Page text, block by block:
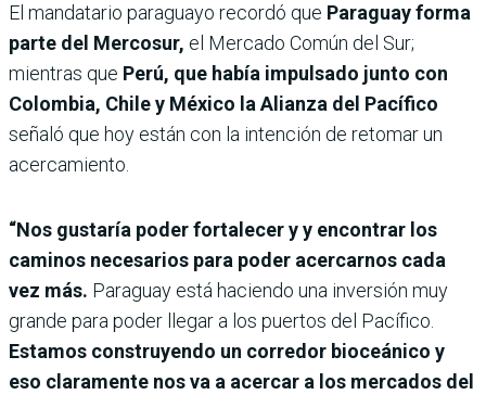
El mandatario paraguayo recordó que Paraguay forma
parte del Mercosur, el Mercado Común del Sur;
mientras que Perú, que había impulsado junto con
Colombia, Chile y México la Alianza del Pacífico
señaló que hoy están con la intención de retomar un
acercamiento.
“Nos gustaría poder fortalecer y y encontrar los
caminos necesarios para poder acercarnos cada
vez más. Paraguay está haciendo una inversión muy
grande para poder llegar a los puertos del Pacífico.
Estamos construyendo un corredor bioceánico y
eso claramente nos va a acercar a los mercados del